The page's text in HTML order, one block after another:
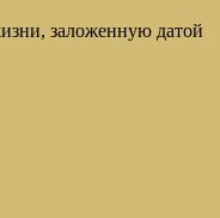
заложенную датой